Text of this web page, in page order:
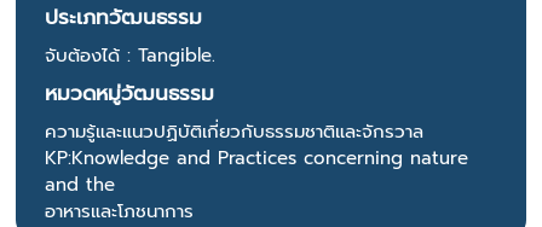
ประเภทวัฒนธรรม
จับต้องได้ : Tangible.
หมวดหมู่วัฒนธรรม
ความรู้และแนวปฏิบัติเกี่ยวกับธรรมชาติและจักรวาล
KP:Knowledge and Practices concerning nature
and the
อาหารและโภชนาการ